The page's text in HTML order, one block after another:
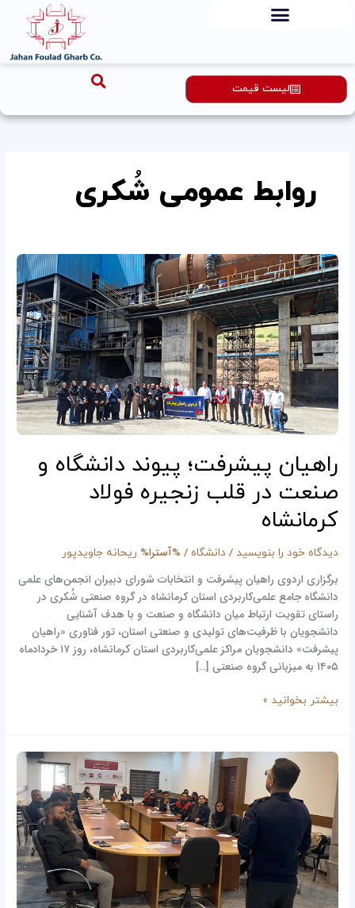
لیست قیمت
روابط عمومی شُکری
راهیان پیشرفت؛ پیوند دانشگاه و
صنعت در قلب زنجیره فولاد
کرمانشاه
دیدگاه‌ خود را بنویسید /دانشگاه / %آسترا% ریحانه جاویدپور
برگزاری اردوی راهیان پیشرفت و انتخابات شورای دبیران انجمن‌های علمی
دانشگاه جامع علمی‌کاربردی استان کرمانشاه در گروه صنعتی شُکری در
راستای تقویت ارتباط میان دانشگاه و صنعت و با هدف آشنایی
دانشجویان با ظرفیت‌های تولیدی و صنعتی استان، تور فناوری «راهیان
پیشرفت» دانشجویان مراکز علمی‌کاربردی استان کرمانشاه، روز ۱۷ خردادماه
۱۴۰۵ به میزبانی گروه صنعتی […]
راهیان
پیشرفت؛
پیوند
دانشگاه
و
صنعت
در
قلب
زنجیره
فولاد
کرمانشاه
بیشتر بخوانید »
تقویت
آمادگی
ایمنی
در
محیط‌های
صنعتی؛
برگزاری
مانور
آموزشی